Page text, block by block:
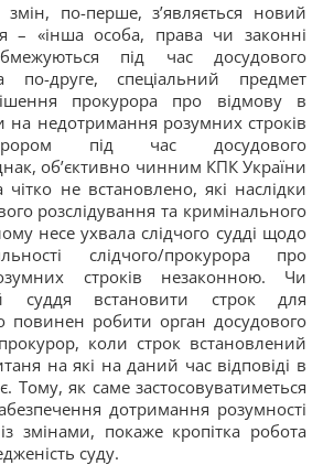
по-перше, з’являється новий
– «інша особа, права чи законні
під час досудового
по-друге, спеціальний предмет
прокурора про відмову в
на недотримання розумних строків
під час досудового
об’єктивно чинним КПК України
не встановлено, які наслідки
розслідування та кримінального
несе ухвала слідчого судді щодо
слідчого/прокурора про
строків незаконною. Чи
суддя встановити строк для
повинен робити орган досудового
коли строк встановлений
на які на даний час відповіді в
Тому, як саме застосовуватиметься
дотримання розумності
змінами, покаже кропітка робота
суду.